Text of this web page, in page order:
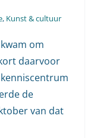
, Kunst & cultuur
om
daarvoor
de
van dat